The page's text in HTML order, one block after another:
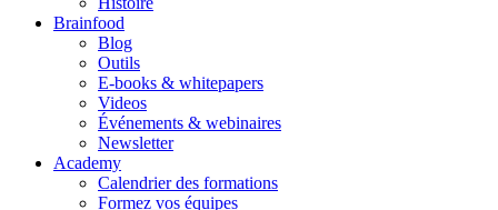
Brainfood
Blog
Outils
E-books & whitepapers
Videos
Événements & webinaires
Newsletter
Academy
Calendrier des formations
Formez vos équipes